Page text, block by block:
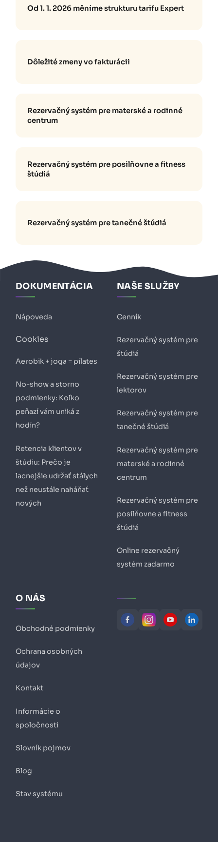
Od 1. 1. 2026 měníme strukturu tarifu Expert
Dôležité zmeny vo fakturácii
Rezervačný systém pre materské a rodinné
centrum
Rezervačný systém pre posilňovne a fitness
štúdiá
Rezervačný systém pre tanečné štúdiá
DOKUMENTÁCIA
Nápoveda
Cookies
Aerobik + joga = pilates
No-show a storno
podmienky: Koľko
peňazí vám uniká z
hodín?
Retencia klientov v
štúdiu: Prečo je
lacnejšie udržať stálych
než neustále naháňať
nových
NAŠE SLUŽBY
Cenník
Rezervačný systém pre
štúdiá
Rezervačný systém pre
lektorov
Rezervačný systém pre
tanečné štúdiá
Rezervačný systém pre
materské a rodinné
centrum
Rezervačný systém pre
posilňovne a fitness
štúdiá
Online rezervačný
systém zadarmo
O NÁS
Obchodné podmienky
Ochrana osobných
údajov
Kontakt
Informácie o
spoločnosti
Slovník pojmov
Blog
Stav systému